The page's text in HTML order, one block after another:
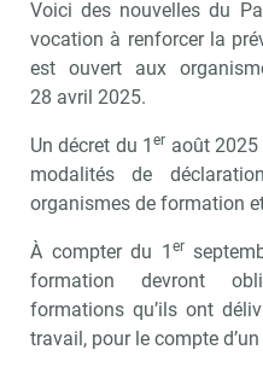
Voici des nouvelles du
vocation à renforcer la
est ouvert aux
28 avril 2025.
Un décret du 1er août
modalités de
organismes de formation
À compter du 1 er
formation devront
formations qu’ils ont
travail, pour le compte